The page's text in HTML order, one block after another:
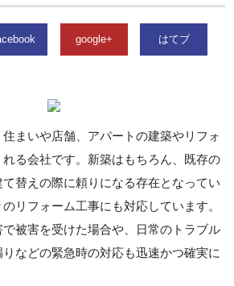
google+ はてブ
住まいや店舗、アパートの建築やリフォ
る会社です。新築はもちろん、既存の
替えの際に頼りになる存在となってい
リフォーム工事にも対応しています。
被害を受けた場合や、日常のトラブル
などの緊急時の対応も迅速かつ確実に